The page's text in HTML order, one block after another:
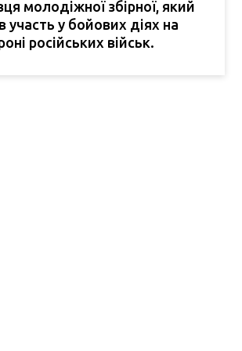
молодіжної збірної, який
участь у бойових діях на
російських військ.